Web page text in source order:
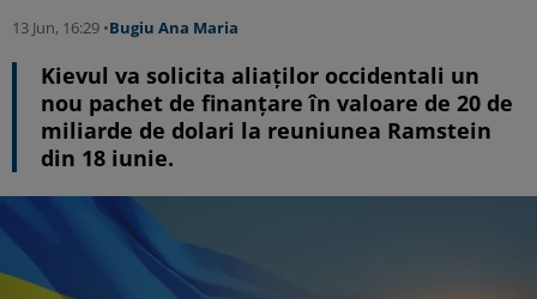
13 Jun, 16:29 •Bugiu ⁠Ana Maria
Kievul va solicita aliaților occidentali un
nou pachet de finanțare în valoare de 20 de
miliarde de dolari la reuniunea Ramstein
din 18 iunie.